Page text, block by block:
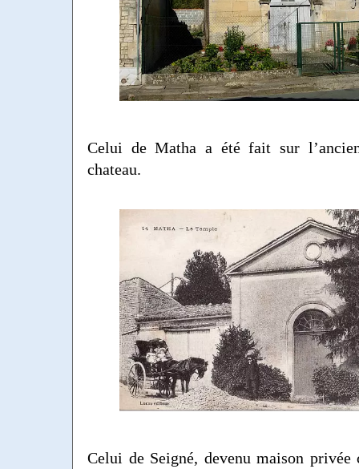
Celui de Matha a été fait sur
chateau.
Celui de Seigné, devenu maison privée